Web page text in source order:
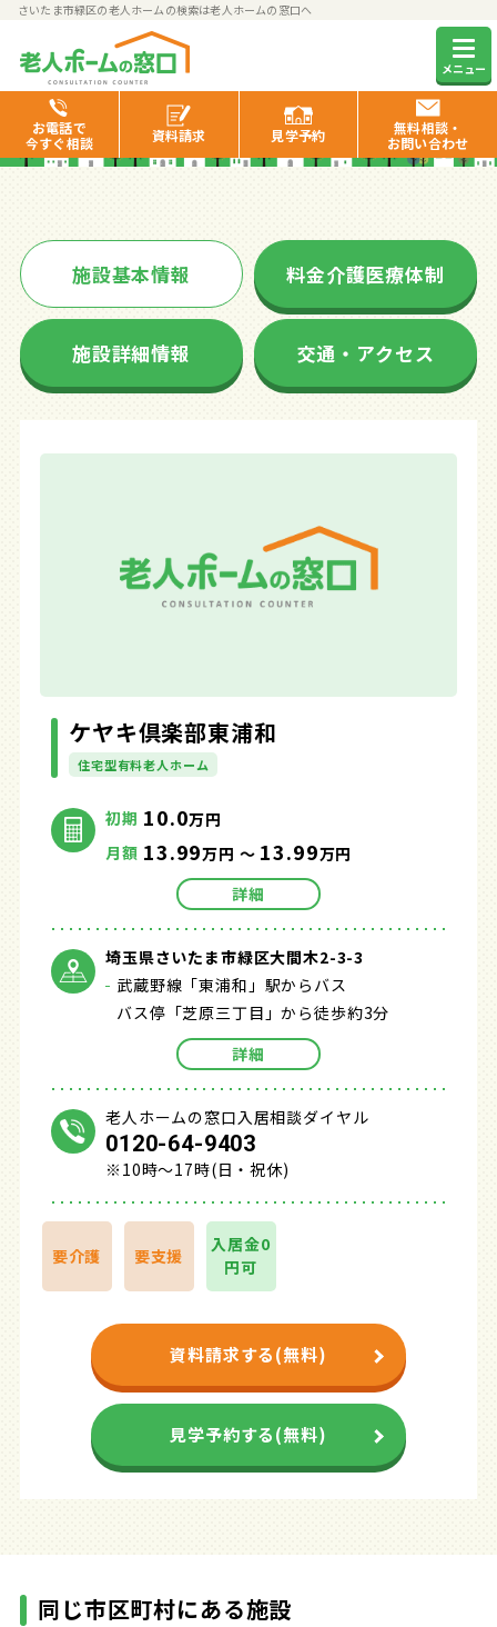
さいたま市緑区の老人ホームの検索は老人ホームの窓口へ
メニュー
お電話で
今すぐ相談
資料請求 見学予約
無料相談・
お問い合わせ
ケヤキ倶楽部東浦和
施設基本情報 料金介護医療体制
施設詳細情報 交通・アクセス
ケヤキ倶楽部東浦和
住宅型有料老人ホーム
初期 10.0万円
月額 13.99万円 ～ 13.99万円
詳細
埼玉県さいたま市緑区大間木2-3-3
武蔵野線「東浦和」駅からバス
バス停「芝原三丁目」から徒歩約3分
詳細
老人ホームの窓口入居相談ダイヤル
0120-64-9403
※10時～17時(日・祝休)
要介護 要支援
入居金0
円可
資料請求する(無料)
見学予約する(無料)
同じ市区町村にある施設